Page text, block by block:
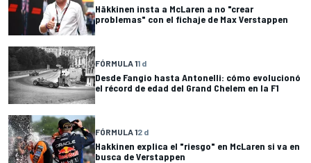
Häkkinen insta a McLaren a no "crear
problemas" con el fichaje de Max Verstappen
FÓRMULA 11 d
Desde Fangio hasta Antonelli: cómo evolucionó
el récord de edad del Grand Chelem en la F1
FÓRMULA 12 d
Hakkinen explica el "riesgo" en McLaren si va en
busca de Verstappen